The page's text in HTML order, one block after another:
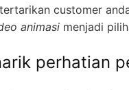
customer
animasi menjadi
perhatian